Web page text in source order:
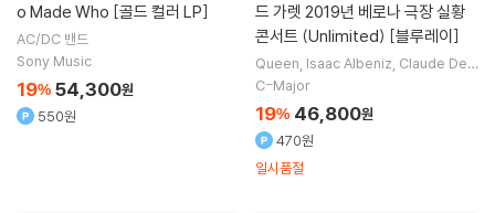
o Made Who [골드 컬러 LP]
AC/DC 밴드
Sony Music
19% 54,300원
550원
드 가렛 2019년 베로나 극장 실황
콘서트 (Unlimited) [블루레이]
Queen Isaac Albeniz Claude Deb
ussy Hans Zimmer
C-Major
19% 46,800원
470원
일시품절